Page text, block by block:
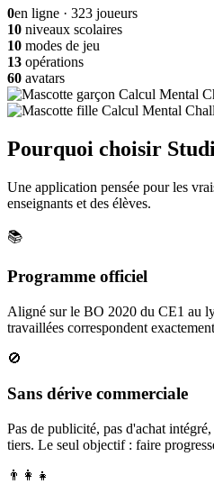
0en ligne · 323 joueurs
10 niveaux scolaires
10 modes de jeu
13 opérations
60 avatars
Pourquoi choisir
Une application pensée pour les
enseignants et des élèves.
📚
Programme officiel
Aligné sur le BO 2020 du CE1 au
travaillées correspondent
🚫
Sans dérive commerciale
Pas de publicité, pas d'achat
tiers. Le seul objectif : faire
👨‍👩‍👧